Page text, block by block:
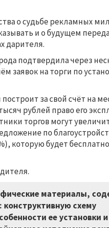
о судьбе рекламных
и о будущем
дарителя.
подтвердила через
заявок на торги по
за свой счёт на
рублей право его
торгов могут
по
которую будет бесплатно
материалы,
конструктивную схему
ее установки и